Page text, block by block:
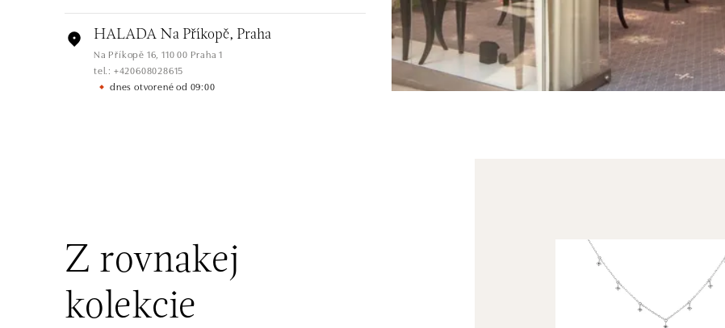
HALADA Na Příkopě, Praha
Na Příkopě 16, 110 00 Praha 1
tel.: +420608028615
dnes otvorené od 09:00
Rudná 3114/114, 700 30 Ostrava-Zábřeh
tel.: +420605174749
dnes otvorené od 09:00
Z rovnakej
kolekcie